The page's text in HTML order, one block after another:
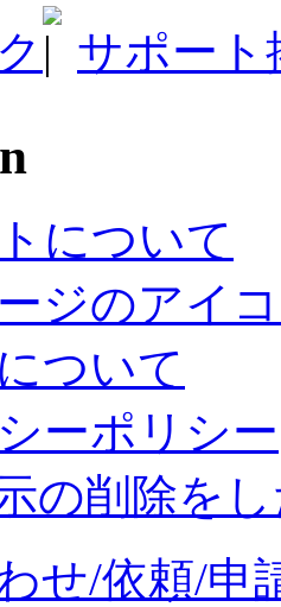
サポート
について
ジのアイ
ついて
ーポリシー
の削除を
せ/依頼/申